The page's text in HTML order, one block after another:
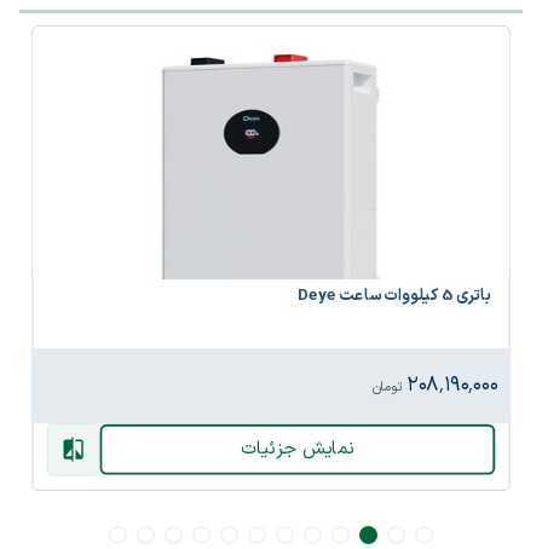
باتری 5 کیلووات ساعت Deye
۲۰۸٬۱۹۰٬۰۰۰ تومان
نمایش جزئیات